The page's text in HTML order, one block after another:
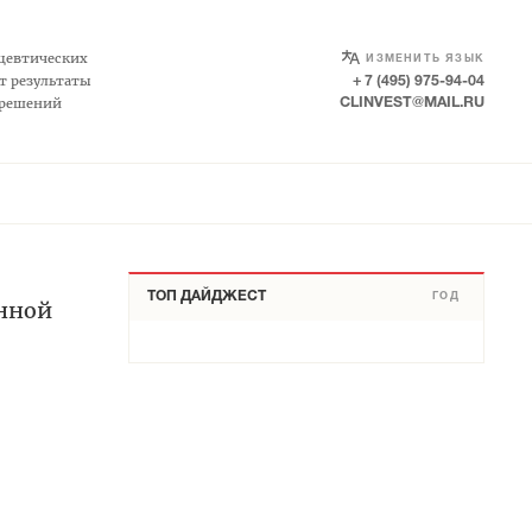
результаты
ИЗМЕНИТЬ ЯЗЫК
SELECT LANGUAGE
+ 7 (495) 975-94-04
CLINVEST@MAIL.RU
ТОП ДАЙДЖЕСТ ГОД